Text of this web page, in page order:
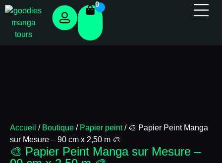
0
Accueil / Boutique / Papier peint/ 🎨 Papier Peint Manga
sur Mesure – 90 cm x 2,50 m 🎨
🎨 Papier Peint Manga sur Mesure –
Panneau de gestion des cookies